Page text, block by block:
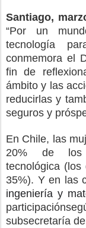
Santiago,
“Por un
tecnología
conmemora el
fin de
ámbito y las
reducirlas y
seguros y
En Chile, las
20% de los
tecnológica (los
35%). Yen las
ingeniería y
participación
subsecretaría